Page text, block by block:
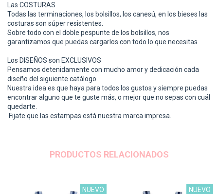
Las COSTURAS
Todas las terminaciones, los bolsillos, los canesú, en los bieses las
costuras son súper resistentes.
Sobre todo con el doble pespunte de los bolsillos, nos
garantizamos que puedas cargarlos con todo lo que necesitas
Los DISEÑOS son EXCLUSIVOS
Pensamos detenidamente con mucho amor y dedicación cada
diseño del siguiente catálogo.
Nuestra idea es que haya para todos los gustos y siempre puedas
encontrar alguno que te guste más, o mejor que no sepas con cuál
quedarte.
Fijate que las estampas está nuestra marca impresa.
PRODUCTOS RELACIONADOS
NUEVO NUEVO